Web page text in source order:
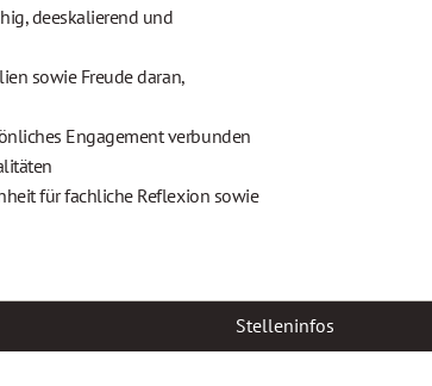
deeskalierend und
sowie Freude daran,
Engagement verbunden
für fachliche Reflexion sowie
Stelleninfos